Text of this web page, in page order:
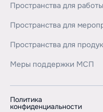
Пространства для работы
Пространства для
Пространства для
Меры поддержки МСП
Политика
конфиденциальности